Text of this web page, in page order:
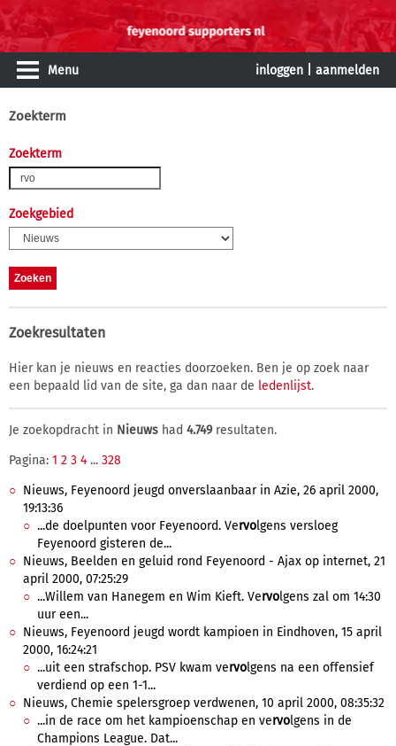
Menu inloggen aanmelden
Zoekterm
Zoekterm
Zoekgebied
Zoekresultaten
Hier kan je nieuws en reacties doorzoeken. Ben je op zoek naar
een bepaald lid van de site, ga dan naar de ledenlijst.
Je zoekopdracht in Nieuws had 4.749resultaten.
Pagina: 1 2 3 4 ... 328
Nieuws, Feyenoord jeugd onverslaanbaar in Azie, 26 april 2000,
19:13:36
...de doelpunten voor Feyenoord. Vervolgens versloeg
Feyenoord gisteren de...
Nieuws, Beelden en geluid rond Feyenoord - Ajax op internet, 21
april 2000, 07:25:29
...Willem van Hanegem en Wim Kieft. Vervolgens zal om 14:30
uur een...
Nieuws, Feyenoord jeugd wordt kampioen in Eindhoven, 15 april
2000, 16:24:21
...uit een strafschop. PSV kwam vervolgens na een offensief
verdiend op een 1-1...
Nieuws, Chemie spelersgroep verdwenen, 10 april 2000, 08:35:32
...in de race om het kampioenschap en vervolgens in de
Champions League. Dat...